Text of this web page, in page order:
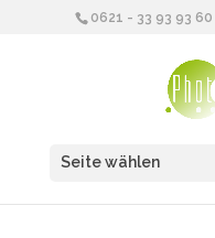
0621 - 33 93 93 60
Seite wählen